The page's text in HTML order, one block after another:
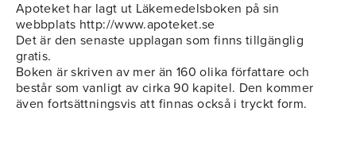
Apoteket har lagt ut Läkemedelsboken på sin
webbplats http://www.apoteket.se
Det är den senaste upplagan som finns tillgänglig
gratis.
Boken är skriven av mer än 160 olika författare och
består som vanligt av cirka 90 kapitel. Den kommer
även fortsättningsvis att finnas också i tryckt form.